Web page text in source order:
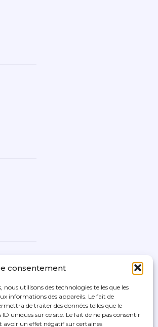
consentement
nous utilisons des technologies telles que les
informations des appareils. Le fait de
de traiter des données telles que le
uniques sur ce site. Le fait de ne pas consentir
avoir un effet négatif sur certaines